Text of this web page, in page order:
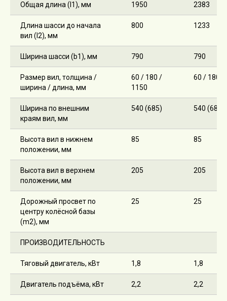
Общая длина (l1), мм 1950 2383
Длина шасси до начала
вил (l2), мм
800 1233
Ширина шасси (b1), мм 790 790
Размер вил, толщина /
ширина / длина, мм
60 / 180 /
1150
60 / 180 /
Ширина по внешним
краям вил, мм
540 (685) 540 (685)
Высота вил в нижнем
положении, мм
85 85
Высота вил в верхнем
положении, мм
205 205
Дорожный просвет по
центру колёсной базы
(m2), мм
25 25
ПРОИЗВОДИТЕЛЬНОСТЬ
Тяговый двигатель, кВт 1,8 1,8
Двигатель подъёма, кВт 2,2 2,2